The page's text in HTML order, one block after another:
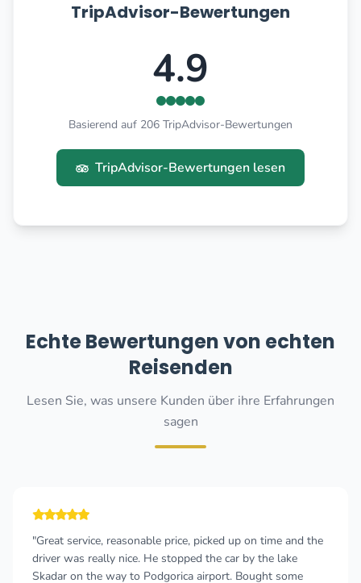
TripAdvisor-Bewertungen
4.9
Basierend auf 206 TripAdvisor-Bewertungen
TripAdvisor-Bewertungen lesen
Echte Bewertungen von echten
Reisenden
Lesen Sie, was unsere Kunden über ihre Erfahrungen
sagen
"Great service, reasonable price, picked up on time and the
driver was really nice. He stopped the car by the lake
Skadar on the way to Podgorica airport. Bought some